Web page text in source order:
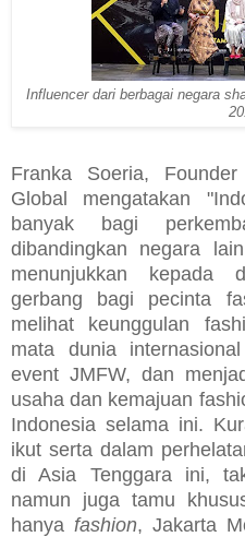
Influencer dari berbagai negara
Franka Soeria,
Global mengatakan
banyak bagi
dibandingkan negara
menunjukkan kepada
gerbang bagi pecinta
melihat keunggulan
mata dunia
event JMFW, dan
usaha dan kemajuan
Indonesia selama ini.
ikut serta dalam
di Asia Tenggara ini,
namun juga tamu
hanya fashion, Jakarta